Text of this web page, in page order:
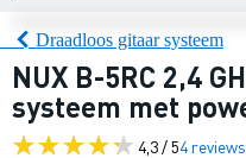
Draadloos gitaar systeem
NUX B-5RC 2,4
systeem met
4,3 / 54 reviews